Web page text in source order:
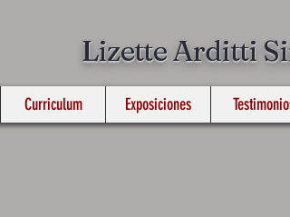
Lizette Arditti
Curriculum Exposiciones